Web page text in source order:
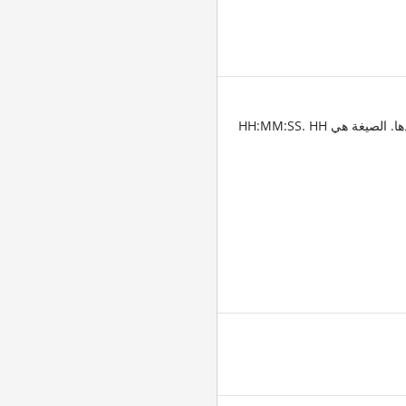
أدخِل الطوابع الزمنية للمقاطع التي تريد قص الفيديو عندها. الصيغة هي HH:MM:SS. HH